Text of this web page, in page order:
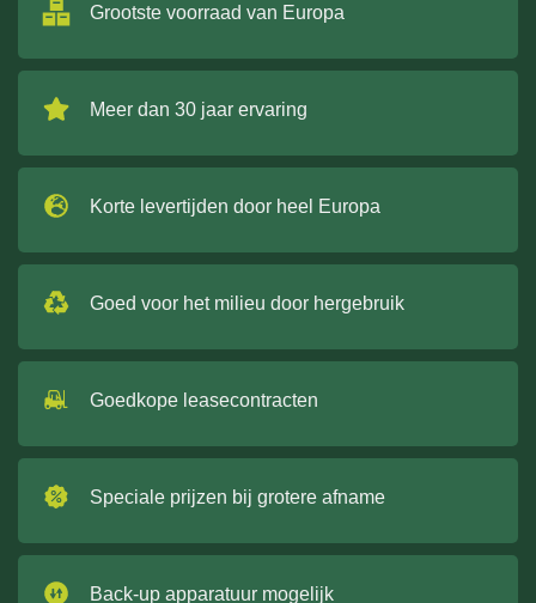
Grootste voorraad van Europa
Meer dan 30 jaar ervaring
Korte levertijden door heel Europa
Goed voor het milieu door hergebruik
Goedkope leasecontracten
Speciale prijzen bij grotere afname
Back-up apparatuur mogelijk